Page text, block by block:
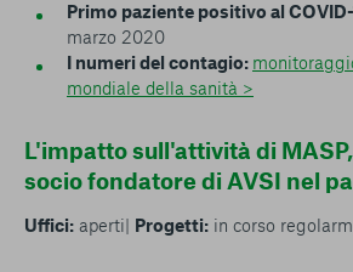
Primo paziente positivo al
marzo 2020
I numeri del contagio:
mondiale della sanità >
L'impatto sull'attività di MASP,
socio fondatore di AVSI nel
Uffici: aperti| Progetti: in corso